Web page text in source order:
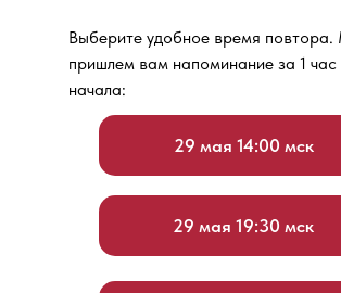
29 мая 14:00 мск
Выберите удобное время
пришлем вам напоминание за 1 час
начала:
29 мая 19:30 мск